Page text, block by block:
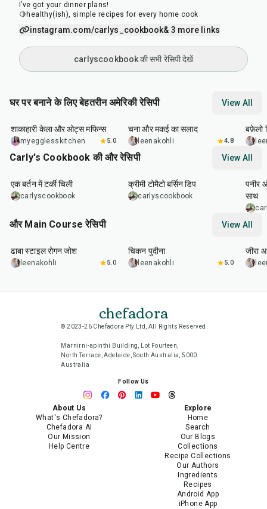
I’ve got your dinner plans!
🍋healthy(ish), simple recipes for every home cook
instagram.com/carlys_cookbook& 3 more links
carlyscookbook की सभी रेसिपी देखें
घर पर बनाने के लिए बेहतरीन अमेरिकी रेसिपी View All
min
शाकाहारी केला और ओट्स मफिन्स
myegglesskitchen 5.0
40 min
चना और मकई का सलाद
leenakohli 4.8
बफ़ेलो
Carly's Cookbook की और रेसिपी View All
min
एक बर्तन में टर्की चिली
carlyscookbook
क्रीमी टोमैटो बर्सिन डिप
carlyscookbook
पनीर
साथ
और Main Course रेसिपी View All
1
ढाबा स्टाइल रोगन जोश
leenakohli 5.0
चिकन पुदीना
leenakohli 5.0
जीरा
chefadora
© 2023-26 Chefadora Pty Ltd, All Rights Reserved
Marnirni-apinthi Building, Lot Fourteen,
North Terrace, Adelaide, South Australia, 5000
Australia
Follow Us
About Us
What's Chefadora?
Chefadora AI
Our Mission
Help Centre
Explore
Home
Search
Our Blogs
Collections
Recipe Collections
Our Authors
Ingredients
Recipes
Android App
iPhone App